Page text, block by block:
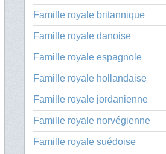
Famille royale britannique
Famille royale danoise
Famille royale espagnole
Famille royale hollandaise
Famille royale jordanienne
Famille royale norvégienne
Famille royale suédoise